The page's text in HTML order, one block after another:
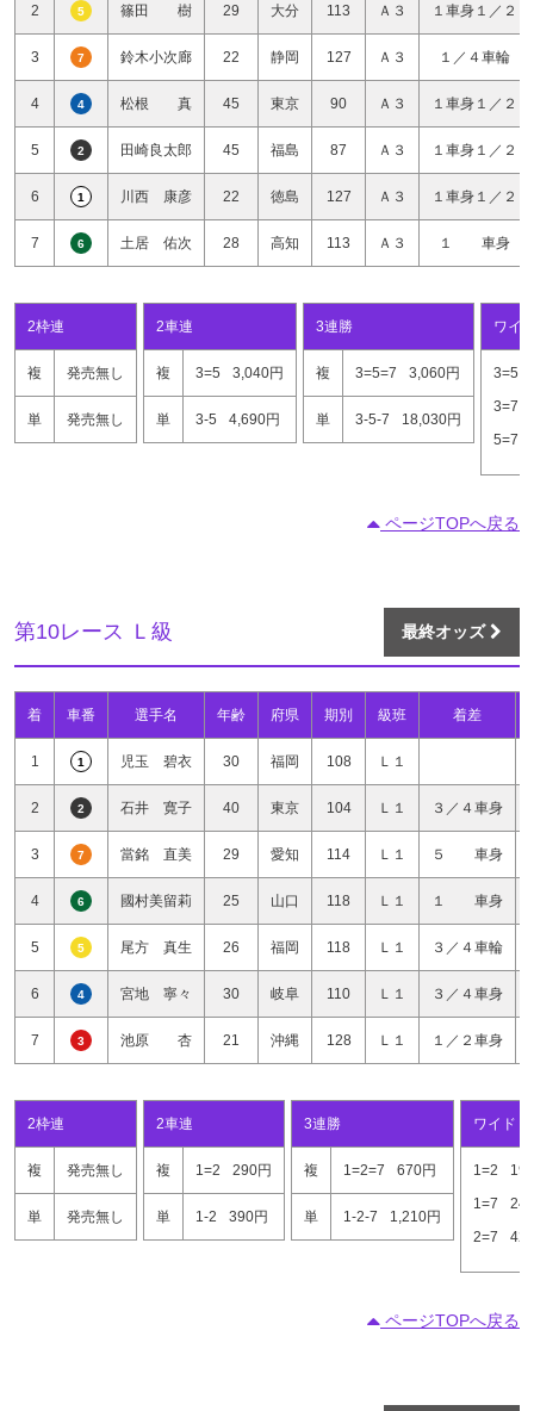
2 5 篠田 樹 29 大分 113 Ａ３ １車身１／２
3 7 鈴木小次廊 22 静岡 127 Ａ３ １／４車輪
4 4 松根 真 45 東京 90 Ａ３ １車身１／２
5 2 田崎良太郎 45 福島 87 Ａ３ １車身１／２
6 1 川西 康彦 22 徳島 127 Ａ３ １車身１／２
7 6 土居 佑次 28 高知 113 Ａ３ １ 車身
2枠連
複 発売無し
単 発売無し
2車連
複 3=5 3,040円
単 3-5 4,690円
3連勝
複 3=5=7 3,060円
単 3-5-7 18,030円
ワイ
3=5
3=7
5=7
ページTOPへ戻る
第10レース Ｌ級 最終オッズ
着 車番 選手名 年齢 府県 期別 級班 着差
1 1 児玉 碧衣 30 福岡 108 Ｌ１
2 2 石井 寛子 40 東京 104 Ｌ１ ３／４車身
3 7 當銘 直美 29 愛知 114 Ｌ１ ５ 車身
4 6 國村美留莉 25 山口 118 Ｌ１ １ 車身
5 5 尾方 真生 26 福岡 118 Ｌ１ ３／４車輪
6 4 宮地 寧々 30 岐阜 110 Ｌ１ ３／４車身
7 3 池原 杏 21 沖縄 128 Ｌ１ １／２車身
2枠連
複 発売無し
単 発売無し
2車連
複 1=2 290円
単 1-2 390円
3連勝
複 1=2=7 670円
単 1-2-7 1,210円
ワイド
1=2
1=7
2=7
ページTOPへ戻る